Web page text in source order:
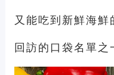
又能吃到新鮮海
回訪的口袋名單之